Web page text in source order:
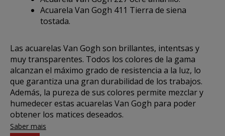
Acuarela Van Gogh 411 Tierra de siena
tostada.
Las acuarelas Van Gogh son brillantes, intentsas y
muy transparentes. Todos los colores de la gama
alcanzan el máximo grado de resistencia a la luz, lo
que garantiza una gran durabilidad de los trabajos.
Además, la pureza de sus colores permite mezclar y
humedecer estas acuarelas Van Gogh para poder
obtener los matices deseados.
Saber mais